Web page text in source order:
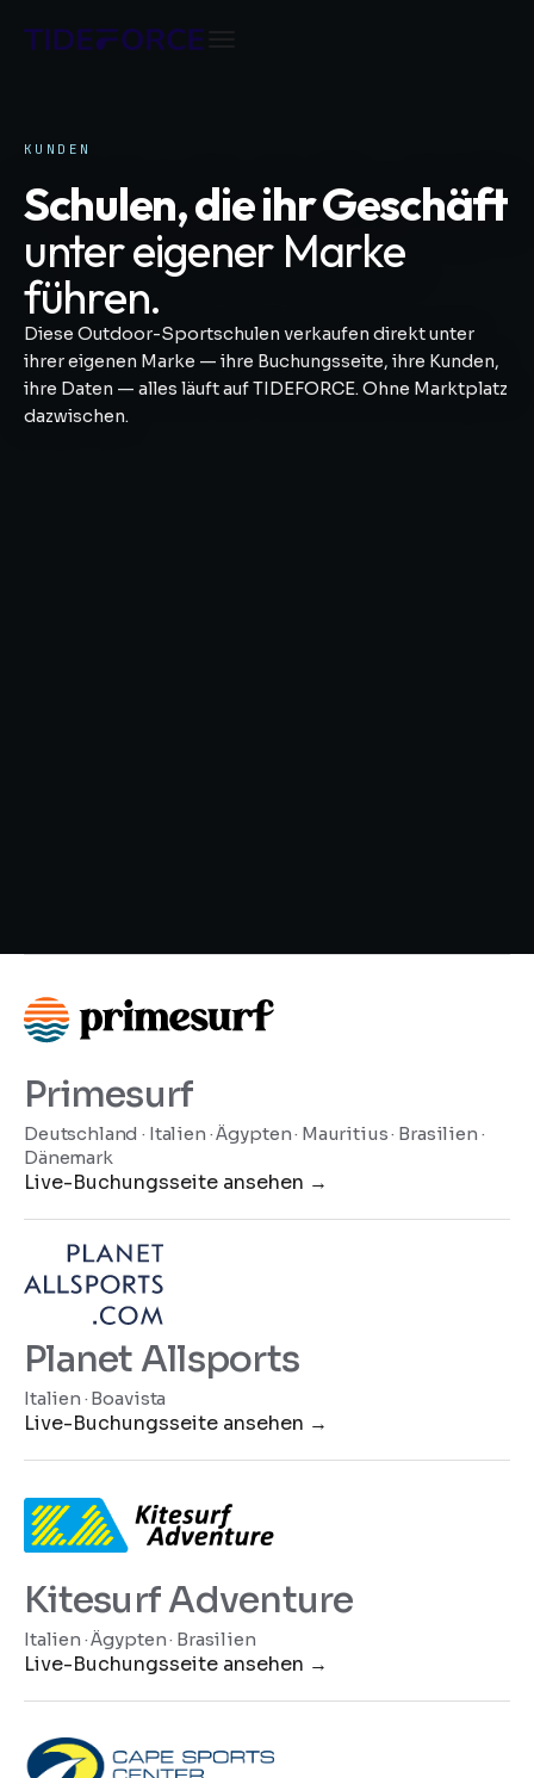
KUNDEN
Schulen, die ihr Geschäft
unter eigener Marke
führen.
Diese Outdoor-Sportschulen verkaufen direkt unter
ihrer eigenen Marke — ihre Buchungsseite, ihre Kunden,
ihre Daten — alles läuft auf TIDEFORCE. Ohne Marktplatz
dazwischen.
Primesurf
Deutschland · Italien · Ägypten · Mauritius · Brasilien ·
Dänemark
Live-Buchungsseite ansehen →
Planet Allsports
Italien · Boavista
Live-Buchungsseite ansehen →
Kitesurf Adventure
Italien · Ägypten · Brasilien
Live-Buchungsseite ansehen →